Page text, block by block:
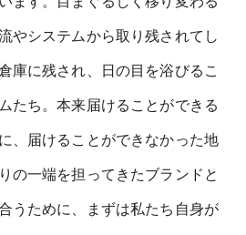
やシステムから取り残されてし
庫に残され、⽇の⽬を浴びるこ
たち。本来届けることができる
、届けることができなかった地
の⼀端を担ってきたブランドと
うために、まずは私たち⾃⾝が